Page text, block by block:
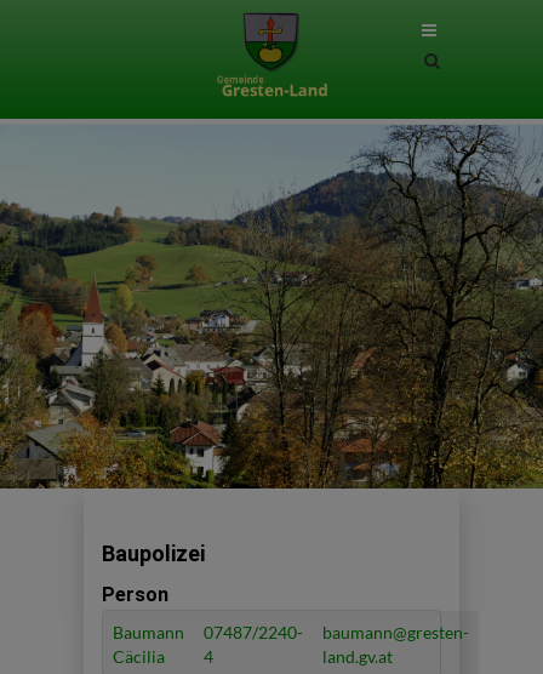
Site
Baupolizei
Person
Baumann
Cäcilia
07487/2240-
4
baumann@gresten-
land.gv.at